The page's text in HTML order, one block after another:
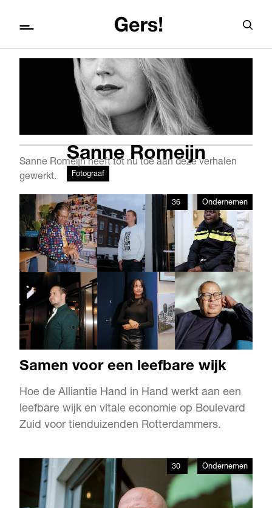
Sanne Romeijn
Fotograaf
Sanne Romeijn heeft tot nu toe aan deze verhalen
gewerkt.
36 Ondernemen
Samen voor een leefbare wijk
Hoe de Alliantie Hand in Hand werkt aan een
leefbare wijk en vitale economie op Boulevard
Zuid voor tienduizenden Rotterdammers.
30 Ondernemen